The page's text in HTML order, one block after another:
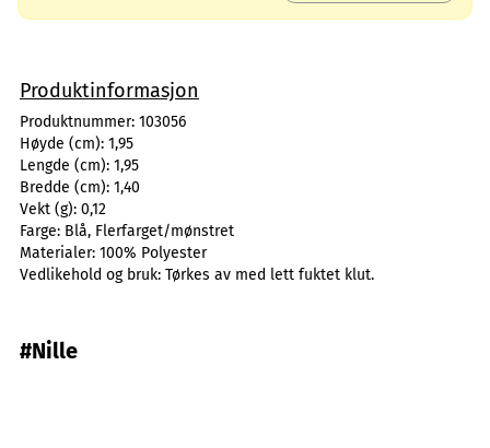
Produktinformasjon
Produktnummer: 103056
Høyde (cm): 1,95
Lengde (cm): 1,95
Bredde (cm): 1,40
Vekt (g): 0,12
Farge: Blå, Flerfarget/mønstret
Materialer: 100% Polyester
Vedlikehold og bruk: Tørkes av med lett fuktet klut.
#Nille